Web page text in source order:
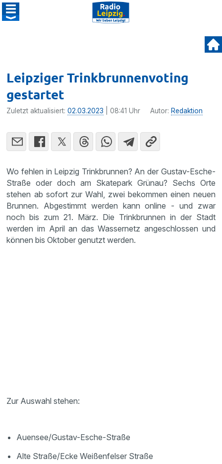
Leipziger Trinkbrunnenvoting
gestartet
Zuletzt aktualisiert:02.03.2023 | 08:41 Uhr Autor: Redaktion
Wo fehlen in Leipzig Trinkbrunnen? An der Gustav-Esche-
Straße oder doch am Skatepark Grünau? Sechs Orte
stehen ab sofort zur Wahl, zwei bekommen einen neuen
Brunnen. Abgestimmt werden kann online - und zwar
noch bis zum 21. März. Die Trinkbrunnen in der Stadt
werden im April an das Wassernetz angeschlossen und
können bis Oktober genutzt werden.
Zur Auswahl stehen:
Auensee/Gustav-Esche-Straße
Alte Straße/Ecke Weißenfelser Straße